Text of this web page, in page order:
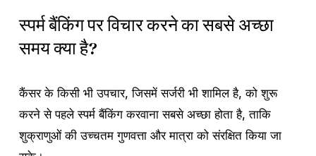
स्पर्म बैंकिंग पर विचार करने का सबसे अच्छा
समय क्या है?
कैंसर के किसी भी उपचार, जिसमें सर्जरी भी शामिल है, को शुरू
करने से पहले स्पर्म बैंकिंग करवाना सबसे अच्छा होता है, ताकि
शुक्राणुओं की उच्चतम गुणवत्ता और मात्रा को संरक्षित किया जा